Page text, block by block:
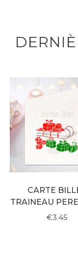
CARTE
TRAINEAU
€3.45